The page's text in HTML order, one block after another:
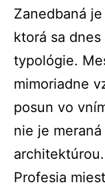
Zanedbaná
ktorá sa
typológie.
mimoriadne
posun vo
nie je
Profesia